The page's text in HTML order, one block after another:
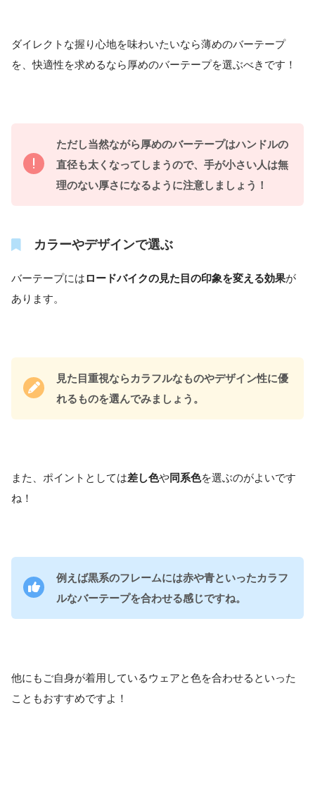
ダイレクトな握り心地を味わいたいなら薄めのバーテープ
を、快適性を求めるなら厚めのバーテープを選ぶべきです！
ただし当然ながら厚めのバーテープはハンドルの
直径も太くなってしまうので、手が小さい人は無
理のない厚さになるように注意しましょう！
カラーやデザインで選ぶ
バーテープにはロードバイクの見た目の印象を変える効果が
あります。
見た目重視ならカラフルなものやデザイン性に優
れるものを選んでみましょう。
また、ポイントとしては差し色や同系色を選ぶのがよいです
ね！
例えば黒系のフレームには赤や青といったカラフ
ルなバーテープを合わせる感じですね。
他にもご自身が着用しているウェアと色を合わせるといった
こともおすすめですよ！